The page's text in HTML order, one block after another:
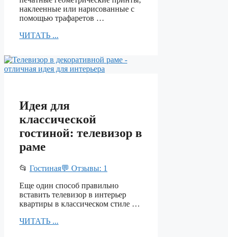
наклеенные или нарисованные с
помощью трафаретов …
ЧИТАТЬ ...
Идея для
классической
гостиной: телевизор в
раме
📂 Гостиная💬 Отзывы: 1
Еще один способ правильно
вставить телевизор в интерьер
квартиры в классическом стиле …
ЧИТАТЬ ...